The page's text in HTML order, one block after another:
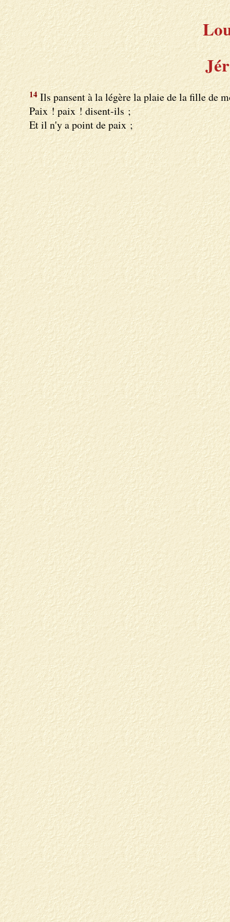
14Ils pansent à la légère la plaie de la fille de
Paix ! paix ! disent-ils ;
Et il n'y a point de paix ;